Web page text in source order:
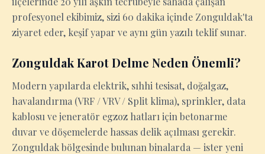
profesyonel ekibimiz, sizi 60 dakika içinde Zonguldak'ta
ziyaret eder, keşif yapar ve aynı gün yazılı teklif sunar.
Zonguldak Karot Delme Neden Önemli?
Modern yapılarda elektrik, sıhhi tesisat, doğalgaz,
havalandırma (VRF / VRV / Split klima), sprinkler, data
kablosu ve jeneratör egzoz hatları için betonarme
duvar ve döşemelerde hassas delik açılması gerekir.
Zonguldak bölgesinde bulunan binalarda — ister yeni